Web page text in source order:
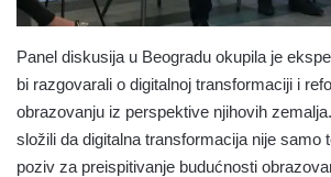
Panel diskusija u Beogradu okupila je
bi razgovarali o digitalnoj transformaciji i
obrazovanju iz perspektive njihovih
složili da digitalna transformacija nije samo
poziv za preispitivanje budućnosti